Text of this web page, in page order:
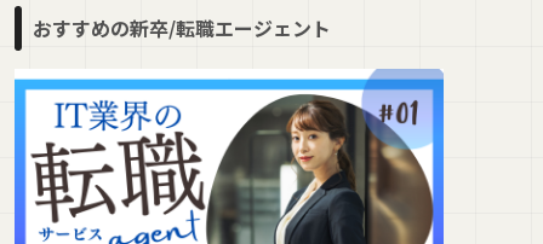
おすすめの新卒/転職エージェント